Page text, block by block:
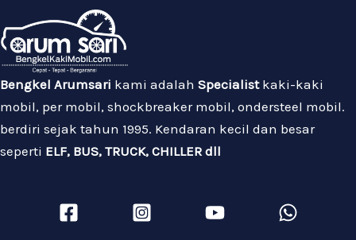
Bengkel Arumsari kami adalah Specialistkaki-kaki
mobil, per mobil, shockbreaker mobil, ondersteel mobil.
berdiri sejak tahun 1995. Kendaran kecil dan besar
seperti ELF, BUS, TRUCK, CHILLER dll